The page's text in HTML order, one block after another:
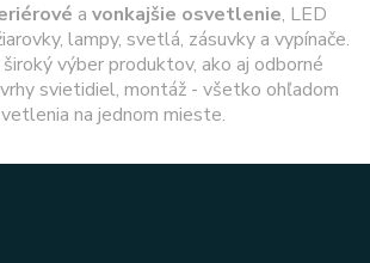
a vonkajšie osvetlenie, LED
lampy, svetlá, zásuvky a vypínače.
výber produktov, ako aj odborné
svietidiel, montáž - všetko ohľadom
na jednom mieste.